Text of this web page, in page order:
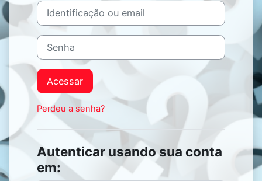
Identificação ou email
Senha
Acessar
Perdeu a senha?
Autenticar usando sua conta
em: